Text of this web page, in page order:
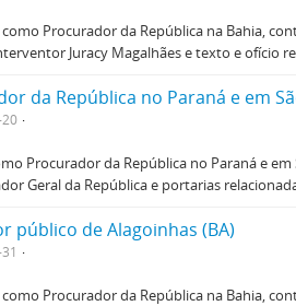
Procurador da República na Bahia,
Juracy Magalhães e texto e ofício
da República no Paraná e em
Procurador da República no Paraná e
Geral da República e portarias
público de Alagoinhas (BA)
Procurador da República na Bahia,